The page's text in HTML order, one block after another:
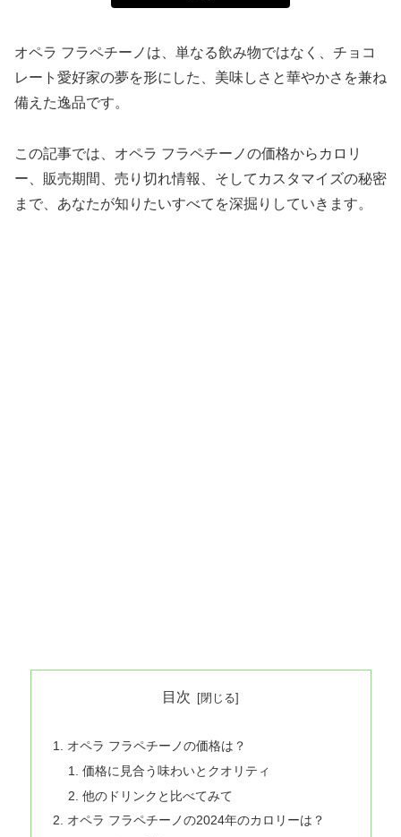
オペラ フラペチーノは、単なる飲み物ではなく、チョコ
レート愛好家の夢を形にした、美味しさと華やかさを兼ね
備えた逸品です。
この記事では、オペラ フラペチーノの価格からカロリ
ー、販売期間、売り切れ情報、そしてカスタマイズの秘密
まで、あなたが知りたいすべてを深掘りしていきます。
目次
オペラ フラペチーノの価格は？
価格に見合う味わいとクオリティ
他のドリンクと比べてみて
オペラ フラペチーノの2024年のカロリーは？